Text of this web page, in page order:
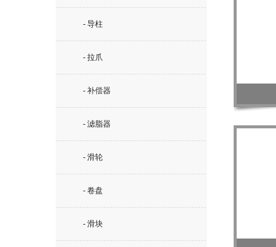
- 导柱
- 拉爪
- 补偿器
- 滤脂器
- 滑轮
- 卷盘
- 滑块